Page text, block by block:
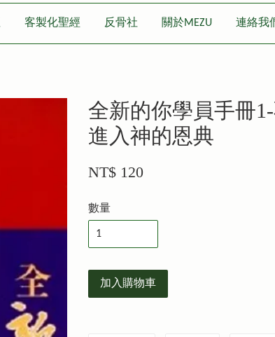
客製化聖經 反骨社 關於MEZU 連絡我
全新的你學員手冊
進入神的恩典
NT$ 120
數量
加入購物車